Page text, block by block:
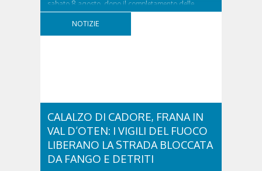
sabato 8 agosto, dopo il completamento delle
verifiche e il positivo collaudo...
NOTIZIE
CALALZO DI CADORE, FRANA IN
VAL D’OTEN: I VIGILI DEL FUOCO
LIBERANO LA STRADA BLOCCATA
DA FANGO E DETRITI